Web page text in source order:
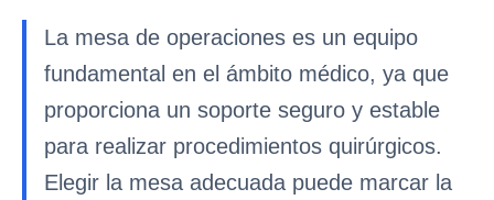
La mesa de operaciones es un equipo
fundamental en el ámbito médico, ya que
proporciona un soporte seguro y estable
para realizar procedimientos quirúrgicos.
Elegir la mesa adecuada puede marcar la